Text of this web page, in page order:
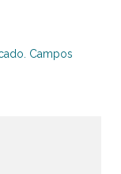
Campos